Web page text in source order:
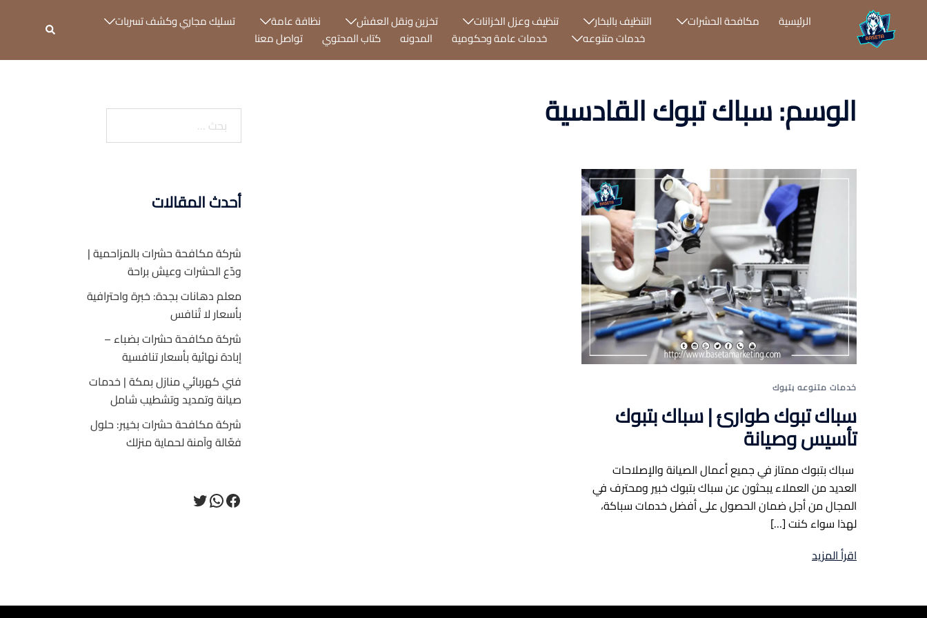
المحتوى
الرئيسية مكافحة الحشرات التنظيف بالبخار تنظيف وعزل الخزانات تخزين ونقل العفش نظافة عامة
تسليك مجاري وكشف تسربات
خدمات متنوعه
خدمات عامة وحكومية المدونه كتاب المحتوي تواصل معنا
بحث
الوسم:سباك تبوك القادسية
خدمات متنوعه بتبوك
سباك تبوك طوارئ | سباك بتبوك
تأسيس وصيانة
سباك بتبوك ممتاز في جميع أعمال الصيانة والإصلاحات
العديد من العملاء يبحثون عن سباك بتبوك خبير ومحترف في
المجال من أجل ضمان الحصول على أفضل خدمات سباكة،
لهذا سواء كنت […]
اقرأ المزيد
عن:
أحدث المقالات
شركة مكافحة حشرات بالمزاحمية |
ودّع الحشرات وعيش براحة
معلم دهانات بجدة: خبرة واحترافية
بأسعار لا تُنافس
شركة مكافحة حشرات بضباء –
إبادة نهائية بأسعار تنافسية
فني كهربائي منازل بمكة | خدمات
صيانة وتمديد وتشطيب شامل
شركة مكافحة حشرات بخيبر: حلول
فعّالة وآمنة لحماية منزلك
فيسبوك
واتساب
تويتر